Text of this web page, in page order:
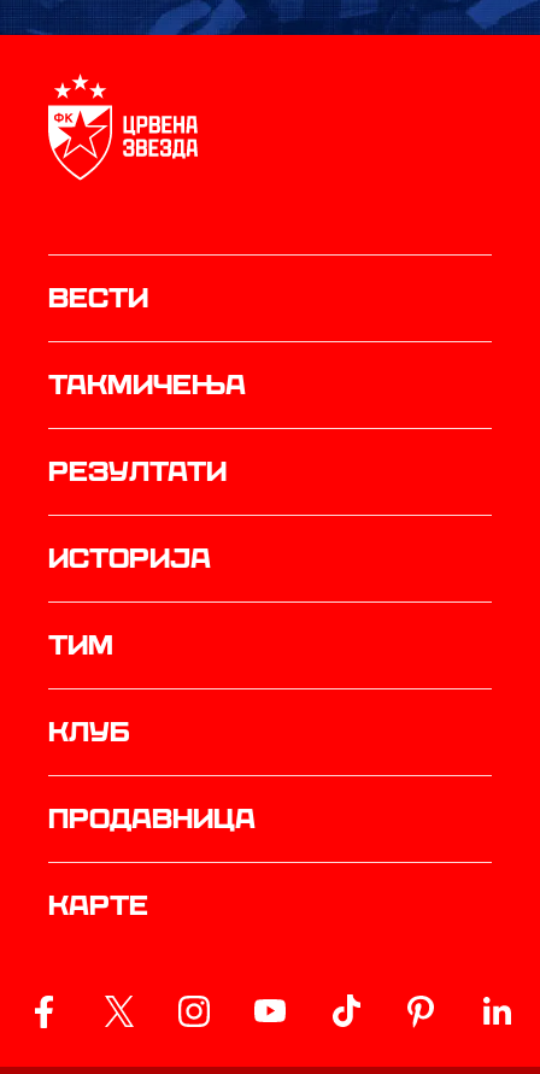
Вести
Такмичења
резултати
историја
ТИМ
Клуб
продавница
Карте